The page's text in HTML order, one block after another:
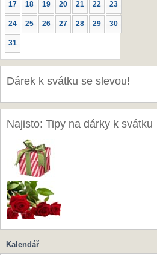
17 18 19 20 21 22 23
24 25 26 27 28 29 30
31
Dárek k svátku se slevou!
Najisto: Tipy na dárky k svátku
Kalendář